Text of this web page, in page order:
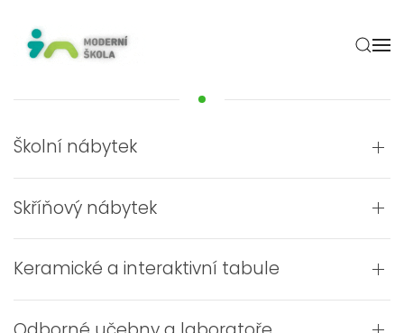
Skip to main content
Školní nábytek
Skříňový nábytek
Keramické a interaktivní tabule